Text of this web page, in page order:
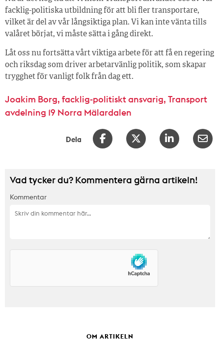
facklig-politiska utbildning för att bli fler transportare,
vilket är del av vår långsiktiga plan. Vi kan inte vänta tills
valåret börjat, vi måste sätta i gång direkt.
Låt oss nu fortsätta vårt viktiga arbete för att få en regering
och riksdag som driver arbetarvänlig politik, som skapar
trygghet för vanligt folk från dag ett.
Joakim Borg, facklig-politiskt ansvarig, Transport
avdelning 19 Norra Mälardalen
Dela
Vad tycker du? Kommentera gärna artikeln!
Kommentar
OM ARTIKELN